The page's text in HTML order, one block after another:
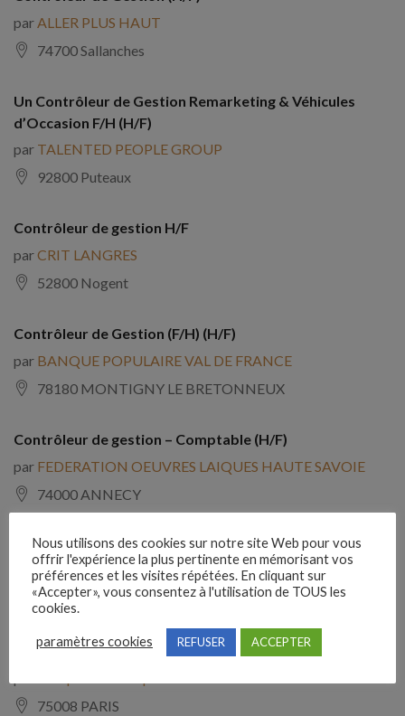
par ALLER PLUS HAUT
74700 Sallanches
Un Contrôleur de Gestion Remarketing & Véhicules
d’Occasion F/H (H/F)
par TALENTED PEOPLE GROUP
92800 Puteaux
Contrôleur de gestion H/F
parCRIT LANGRES
52800 Nogent
Contrôleur de Gestion (F/H) (H/F)
par BANQUE POPULAIRE VAL DE FRANCE
78180 MONTIGNY LE BRETONNEUX
Contrôleur de gestion – Comptable (H/F)
par FEDERATION OEUVRES LAIQUES HAUTE SAVOIE
74000 ANNECY
Contrôleur de gestion – Retail H/F (H/F)
parTHOM
75008 PARIS
Contrôleur de gestion H/F (H/F)
75008 PARIS
Nous utilisons des cookies sur notre site Web pour vous
offrir l'expérience la plus pertinente en mémorisant vos
préférences et les visites répétées. En cliquant sur
«Accepter», vous consentez à l'utilisation de TOUS les
cookies.
paramètres cookies REFUSER ACCEPTER